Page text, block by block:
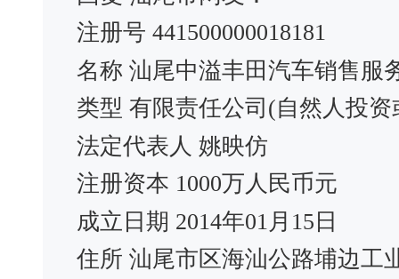
注册号 441500000018181
名称 汕尾中溢丰田汽车销售服
类型 有限责任公司(自然人投
法定代表人 姚映仿
注册资本 1000万人民币元
成立日期 2014年01月15日
住所 汕尾市区海汕公路埔边工